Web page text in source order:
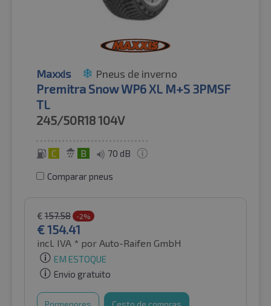
Maxxis Pneus de inverno
Premitra Snow WP6 XL M+S 3PMSF
TL
245/50R18104V
C B 70 dB
Comparar pneus
€ 157.58 -2%
€154.41
incl. IVA * por Auto-Raifen GmbH
EM ESTOQUE
Envio gratuito